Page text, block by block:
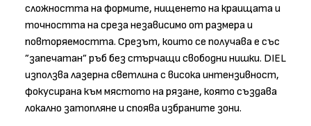
сложността на формите, нищенето на краищата и
точността на среза независимо от размера и
повторяемостта. Срезът, които се получава е със
”запечатан” ръб без стърчащи свободни нишки. DIEL
използва лазерна светлина с висока интензивност,
фокусирана към мястото на рязане, която създава
локално затопляне и споява избраните зони.